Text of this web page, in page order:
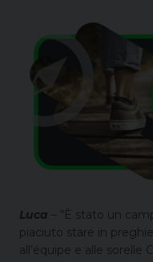
Luca – “È stato un
piaciuto stare in
all’équipe e alle sorelle